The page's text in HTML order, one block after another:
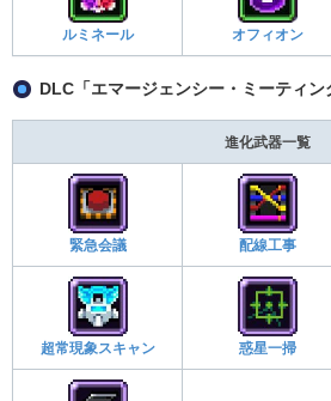
ルミネール オフィオン
DLC「エマージェンシー・ミーティン
進化武器一覧
緊急会議 配線工事
超常現象スキャン 惑星一掃